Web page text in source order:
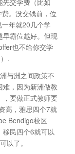
。没交钱前，位
年就20几个学
霸位越好。但现
也不给你交学
.
与洲之间政策不
，因为新洲做教
，要做正式教师要
高，雅思四个7就
Bendigo校区
民四个6就可以
以了。